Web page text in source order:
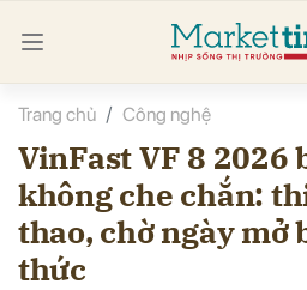
Trang chủ Công nghệ
VinFast VF 8 2026
không che chắn:
thao, chờ ngày mở
thức
luận